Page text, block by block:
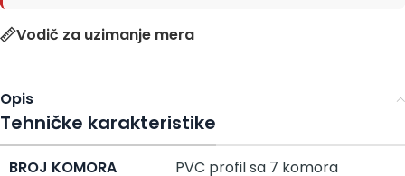
Vodič za uzimanje mera
Opis
Tehničke karakteristike
BROJ KOMORA PVC profil sa 7 komora